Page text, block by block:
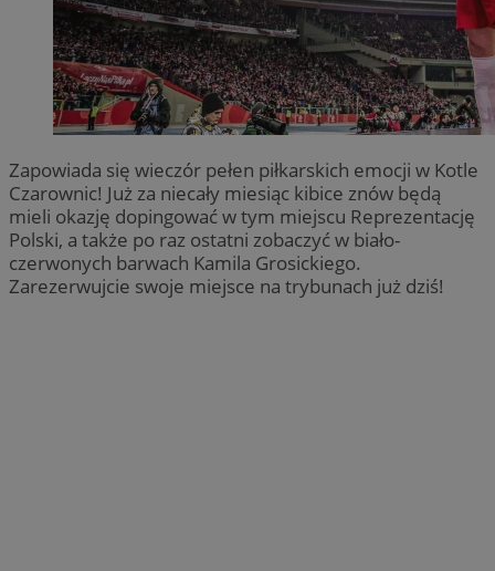
Zapowiada się wieczór pełen piłkarskich emocji w Kotle
Czarownic! Już za niecały miesiąc kibice znów będą
mieli okazję dopingować w tym miejscu Reprezentację
Polski, a także po raz ostatni zobaczyć w biało-
czerwonych barwach Kamila Grosickiego.
Zarezerwujcie swoje miejsce na trybunach już dziś!